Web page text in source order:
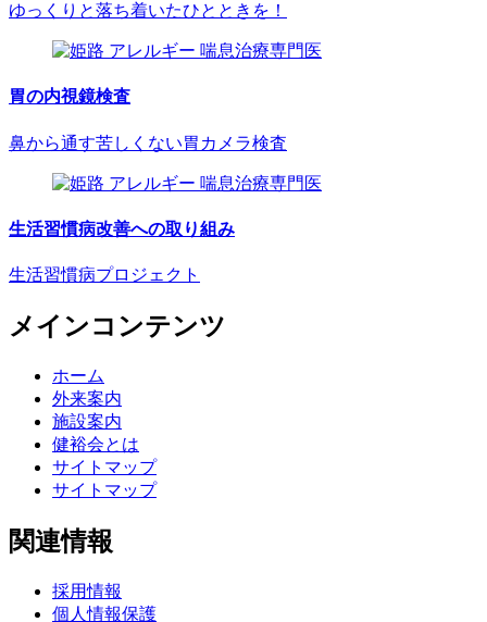
ゆっくりと落ち着いたひとときを！
胃の内視鏡検査
鼻から通す苦しくない胃カメラ検査
生活習慣病改善への取り組み
生活習慣病プロジェクト
メインコンテンツ
ホーム
外来案内
施設案内
健裕会とは
サイトマップ
サイトマップ
関連情報
採用情報
個人情報保護